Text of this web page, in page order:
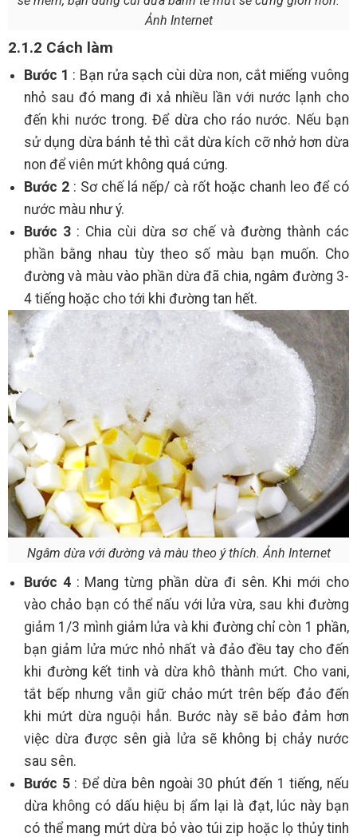
Ảnh Internet
2.1.2 Cách làm
Bước 1 : Bạn rửa sạch cùi dừa non, cắt miếng vuông
nhỏ sau đó mang đi xả nhiều lần với nước lạnh cho
đến khi nước trong. Để dừa cho ráo nước. Nếu bạn
sử dụng dừa bánh tẻ thì cắt dừa kích cỡ nhở hơn dừa
non để viên mứt không quá cứng.
Bước 2 : Sơ chế lá nếp/ cà rốt hoặc chanh leo để có
nước màu như ý.
Bước 3 : Chia cùi dừa sơ chế và đường thành các
phần bằng nhau tùy theo số màu bạn muốn. Cho
đường và màu vào phần dừa đã chia, ngâm đường 3-
4 tiếng hoặc cho tới khi đường tan hết.
Ngâm dừa với đường và màu theo ý thích. Ảnh Internet
Bước 4: Mang từng phần dừa đi sên. Khi mới cho
vào chảo bạn có thể nấu với lửa vừa, sau khi đường
giảm 1/3 mình giảm lửa và khi đường chỉ còn 1 phần,
bạn giảm lửa mức nhỏ nhất và đảo đều tay cho đến
khi đường kết tinh và dừa khô thành mứt. Cho vani,
tắt bếp nhưng vẫn giữ chảo mứt trên bếp đảo đến
khi mứt dừa nguội hẳn. Bước này sẽ bảo đảm hơn
việc dừa được sên già lửa sẽ không bị chảy nước
sau sên.
Bước 5: Để dừa bên ngoài 30 phút đến 1 tiếng, nếu
dừa không có dấu hiệu bị ẩm lại là đạt, lúc này bạn
có thể mang mứt dừa bỏ vào túi zip hoặc lọ thủy tinh